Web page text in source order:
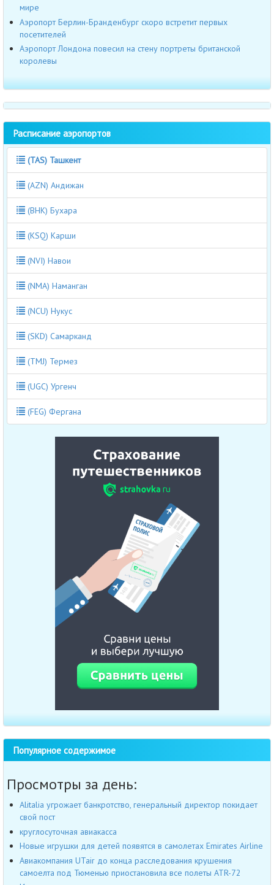
мире
Аэропорт Берлин-Бранденбург скоро встретит первых
посетителей
Аэропорт Лондона повесил на стену портреты британской
королевы
Расписание аэропортов
(TAS) Ташкент
(AZN) Андижан
(BHK) Бухара
(KSQ) Карши
(NVI) Навои
(NMA) Наманган
(NCU) Нукус
(SKD) Самарканд
(TMJ) Термез
(UGC) Ургенч
(FEG) Фергана
Популярное содержимое
Просмотры за день:
Alitalia угрожает банкротство, генеральный директор покидает
свой пост
круглосуточная авиакасса
Новые игрушки для детей появятся в самолетах Emirates Airline
Авиакомпания UTair до конца расследования крушения
самоелта под Тюменью приостановила все полеты ATR-72